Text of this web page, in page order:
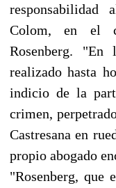
Colom, en el
Rosenberg. "En
realizado hasta
indicio de la
crimen,
Castresana en
propio abogado
"Rosenberg, que